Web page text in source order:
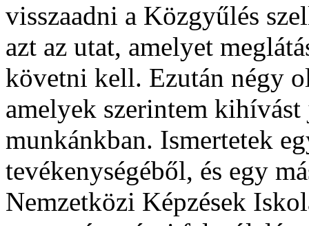
visszaadni a Közgyűlés
azt az utat, amelyet
követni kell. Ezután négy
amelyek szerintem
munkánkban. Ismertetek
tevékenységéből, és egy
Nemzetközi Képzések